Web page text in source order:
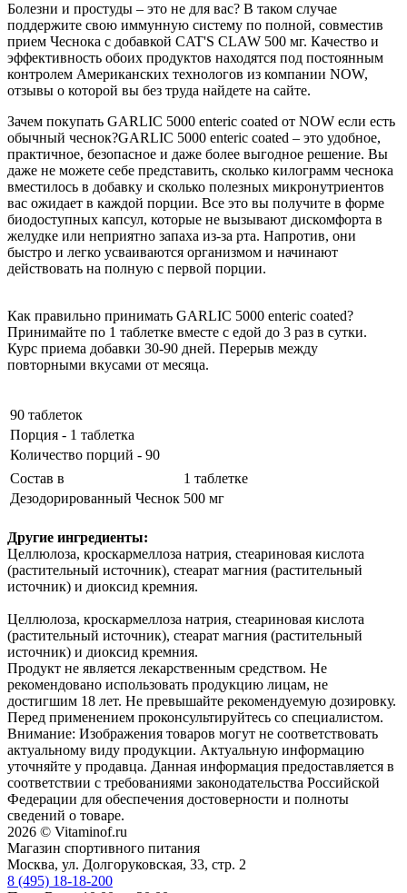
Болезни и простуды – это не для вас? В таком случае
поддержите свою иммунную систему по полной, совместив
прием Чеснока с добавкой CAT'S CLAW 500 мг. Качество и
эффективность обоих продуктов находятся под постоянным
контролем Американских технологов из компании NOW,
отзывы о которой вы без труда найдете на сайте.
Зачем покупать GARLIC 5000 enteric coated от NOW если есть
обычный чеснок?GARLIC 5000 enteric coated – это удобное,
практичное, безопасное и даже более выгодное решение. Вы
даже не можете себе представить, сколько килограмм чеснока
вместилось в добавку и сколько полезных микронутриентов
вас ожидает в каждой порции. Все это вы получите в форме
биодоступных капсул, которые не вызывают дискомфорта в
желудке или неприятно запаха из-за рта. Напротив, они
быстро и легко усваиваются организмом и начинают
действовать на полную с первой порции.
Как правильно принимать GARLIC 5000 enteric coated?
Принимайте по 1 таблетке вместе с едой до 3 раз в сутки.
Курс приема добавки 30-90 дней. Перерыв между
повторными вкусами от месяца.
90 таблеток
Порция - 1 таблетка
Количество порций - 90
Состав в
1 таблетке
Дезодорированный Чеснок 500 мг
Другие ингредиенты:
Целлюлоза, кроскармеллоза натрия, стеариновая кислота
(растительный источник), стеарат магния (растительный
источник) и диоксид кремния.
Целлюлоза, кроскармеллоза натрия, стеариновая кислота
(растительный источник), стеарат магния (растительный
источник) и диоксид кремния.
Продукт не является лекарственным средством. Не
рекомендовано использовать продукцию лицам, не
достигшим 18 лет. Не превышайте рекомендуемую дозировку.
Перед применением проконсультируйтесь со специалистом.
Внимание: Изображения товаров могут не соответствовать
актуальному виду продукции. Актуальную информацию
уточняйте у продавца. Данная информация предоставляется в
соответствии с требованиями законодательства Российской
Федерации для обеспечения достоверности и полноты
сведений о товаре.
2026 © Vitaminof.ru
Магазин спортивного питания
Москва, ул. Долгоруковская, 33, стр. 2
8 (495) 18-18-200